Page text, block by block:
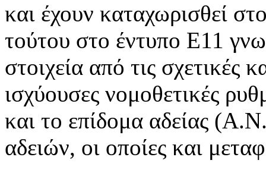
και έχουν καταχωρισθεί
τούτου στο έντυπο Ε11
στοιχεία από τις σχετικές
ισχύουσες νομοθετικές
και το επίδομα αδείας
αδειών, οι οποίες και